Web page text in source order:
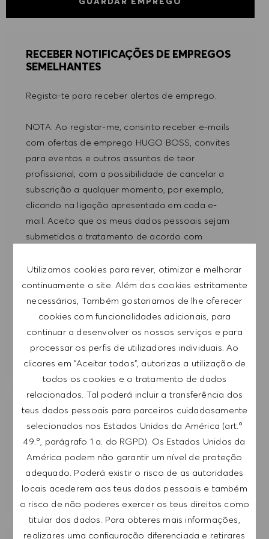
Utilizamos cookies para rever, otimizar e melhorar
continuamente o site. Além dos cookies estritamente
necessários, Também gostariamos de lhe oferecer
cookies com funcionalidades adicionais, para
continuar a desenvolver os nossos serviços e para
processar os perfis de utilizadores individuais. Ao
clicares em "Aceitar todos", autorizas a utilização de
todos os cookies e o tratamento de dados
relacionados. Tal poderá incluir a transferência dos
teus dados pessoais para parceiros cuidadosamente
selecionados nos Estados Unidos da América (art.º
49.º, parágrafo 1 a. do RGPD). Os Estados Unidos da
América podem não garantir um nível de proteção
adequado. Poderá existir o risco de as autoridades
locais acederem aos teus dados pessoais e também
o risco de não poderes exercer os teus direitos como
titular dos dados. Para obteres mais informações,
realizares uma configuração diferenciada e retirares
RECEBER NOTIFICAÇÕES DE EMPREGOS
SEMELHANTES
Regista-te para receber alertas de emprego.
NOTA: Ao registar-me, consinto receber e-mails
com ofertas de emprego HUGO BOSS, convites
para eventos e outros assuntos de teor
profissional, com a possibilidade de cancelar a
subscrição a qualquer momento, por exemplo,
clicando na ligação apresentada em cada e-
mail. Aceito que os meus dados pessoais sejam
submetidos a tratamento de acordo com
Introduzir endereço de e-mail (obrigatório)
GERIR ALERTAS
RECEBE RECOMENDAÇÕES DE EMPREGO
PERSONALIZADAS COM BASE NOS TEUS
INTERESSES.
COMEÇAR